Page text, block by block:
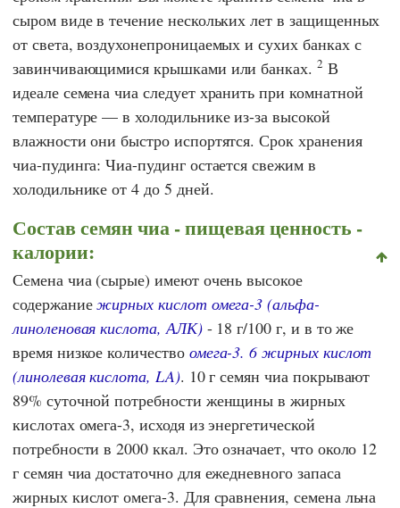
сыром виде в течение нескольких лет в защищенных
от света, воздухонепроницаемых и сухих банках с
завинчивающимися крышками или банках. 2 В
идеале семена чиа следует хранить при комнатной
температуре — в холодильнике из-за высокой
влажности они быстро испортятся. Срок хранения
чиа-пудинга: Чиа-пудинг остается свежим в
холодильнике от 4 до 5 дней.
Состав семян чиа - пищевая ценность -
калории:
Семена чиа (сырые) имеют очень высокое
содержаниежирных кислот омега-3 (альфа-
линоленовая кислота, АЛК)- 18 г/100 г, и в то же
время низкое количество омега-3. 6 жирных кислот
(линолевая кислота, LA). 10 г семян чиа покрывают
89% суточной потребности женщины в жирных
кислотах омега-3, исходя из энергетической
потребности в 2000 ккал. Это означает, что около 12
г семян чиа достаточно для ежедневного запаса
жирных кислот омега-3. Для сравнения, семена льна